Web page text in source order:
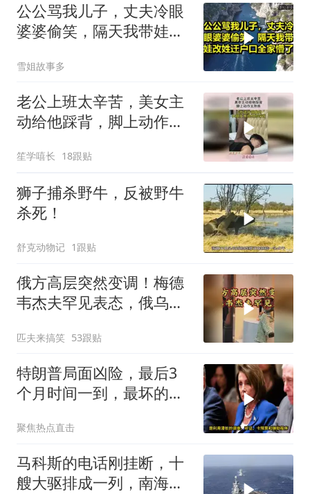
公公骂我儿子，丈夫冷眼
婆婆偷笑，隔天我带娃改
雪姐故事多
老公上班太辛苦，美女主
动给他踩背，脚上动作太
笙学嘻长 18跟贴
狮子捕杀野牛，反被野牛
杀死！
舒克动物记 1跟贴
俄方高层突然变调！梅德
韦杰夫罕见表态，俄乌战
匹夫来搞笑 53跟贴
特朗普局面凶险，最后3
个月时间一到，最坏的结
聚焦热点直击
马科斯的电话刚挂断，十
艘大驱排成一列，南海这